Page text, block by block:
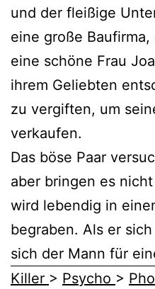
und der fleißige
eine große
eine schöne Frau
ihrem Geliebten
zu vergiften, um
verkaufen.
Das böse Paar
aber bringen es
wird lebendig in
begraben. Als er
sich der Mann für
Killer > Psycho >